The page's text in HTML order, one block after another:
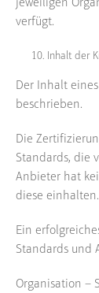
jeweiligen
verfügt.
Inhalt der
Der Inhalt
beschrieben.
Die
Standards, die
Anbieter hat
diese einhalten.
Ein
Standards und
Organisation –